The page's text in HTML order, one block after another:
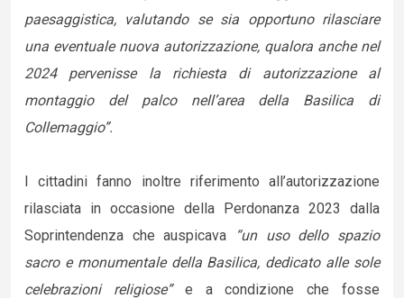
paesaggistica, valutando se sia opportuno rilasciare
una eventuale nuova autorizzazione, qualora anche nel
2024 pervenisse la richiesta di autorizzazione al
montaggio del palco nell’area della Basilica di
Collemaggio”.
I cittadini fanno inoltre riferimento all’autorizzazione
rilasciata in occasione della Perdonanza 2023 dalla
Soprintendenza che auspicava “un uso dello spazio
sacro e monumentale della Basilica, dedicato alle sole
celebrazioni religiose”e a condizione che fosse